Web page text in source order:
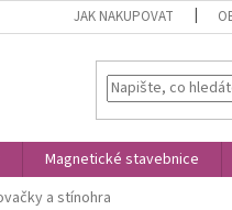
JAK NAKUPOVAT
Magnetické stavebnice
a stínohra